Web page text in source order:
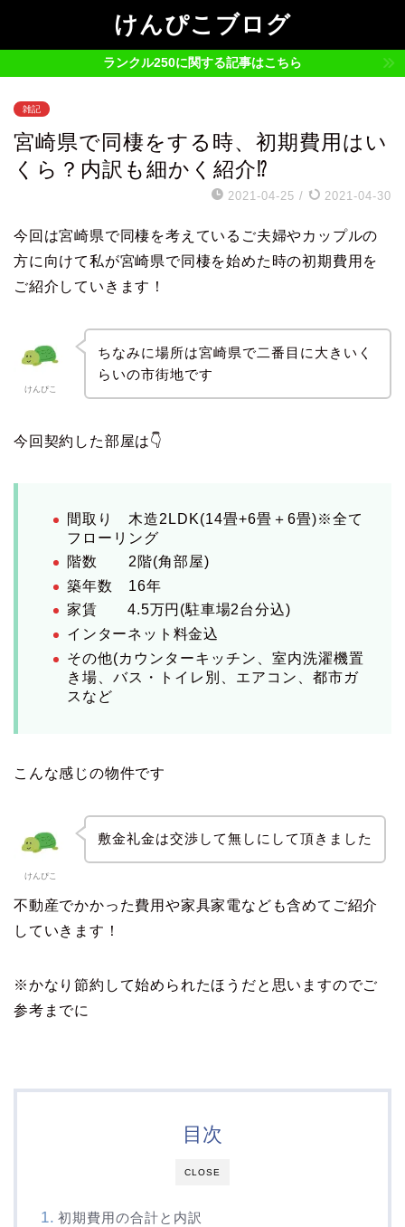
けんぴこブログ
ランクル250に関する記事はこちら
雑記
宮崎県で同棲をする時、初期費用はい
くら？内訳も細かく紹介⁉
2021-04-25 / 2021-04-30
今回は宮崎県で同棲を考えているご夫婦やカップルの
方に向けて私が宮崎県で同棲を始めた時の初期費用を
ご紹介していきます！
けんぴこ
ちなみに場所は宮崎県で二番目に大きいく
らいの市街地です
今回契約した部屋は👇
間取り 木造2LDK(14畳+6畳＋6畳)※全て
フローリング
階数 2階(角部屋)
築年数 16年
家賃 4.5万円(駐車場2台分込)
インターネット料金込
その他(カウンターキッチン、室内洗濯機置
き場、バス・トイレ別、エアコン、都市ガ
スなど
こんな感じの物件です
けんぴこ
敷金礼金は交渉して無しにして頂きました
不動産でかかった費用や家具家電なども含めてご紹介
していきます！
※かなり節約して始められたほうだと思いますのでご
参考までに
CLOSE
目次
初期費用の合計と内訳